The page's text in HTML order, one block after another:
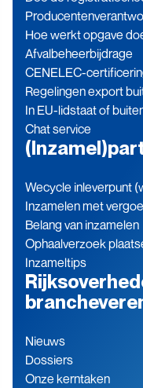
Hoe werkt opgave
Afvalbeheerbijdrage
CENELEC-
Regelingen export
In EU-lidstaat of
Chat service
Wecycle inleverpunt
Inzamelen met
Belang van inzamelen
Ophaalverzoek
Inzameltips
Nieuws
Dossiers
Onze kerntaken